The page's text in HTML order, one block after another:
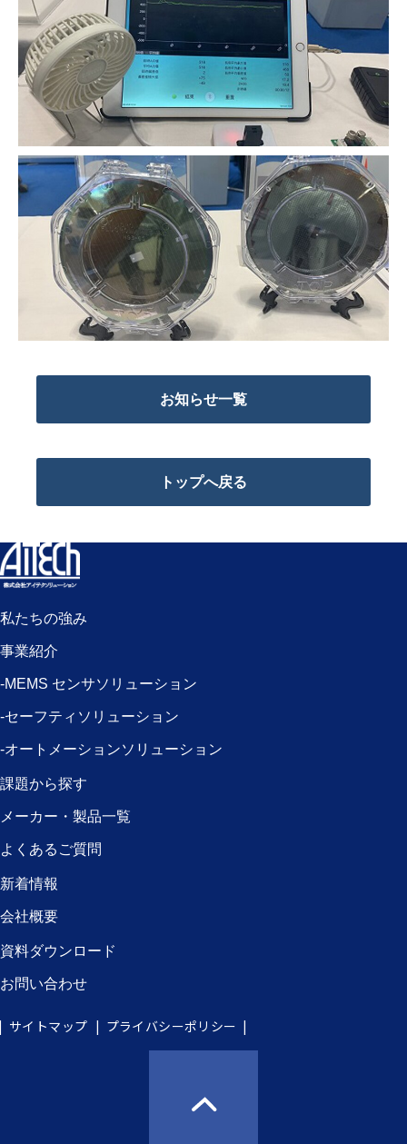
お知らせ一覧
トップへ戻る
私たちの強み
事業紹介
-MEMS センサソリューション
-セーフティソリューション
-オートメーションソリューション
課題から探す
メーカー・製品一覧
よくあるご質問
新着情報
会社概要
資料ダウンロード
お問い合わせ
サイトマップ プライバシーポリシー